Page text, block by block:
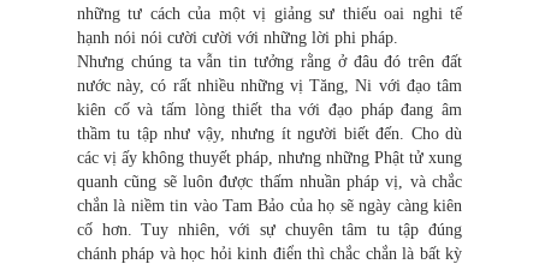
những tư cách của một vị giảng sư thiếu oai nghi tế
hạnh nói nói cười cười với những lời phi pháp.
Nhưng chúng ta vẫn tin tưởng rằng ở đâu đó trên đất
nước này, có rất nhiều những vị Tăng, Ni với đạo tâm
kiên cố và tấm lòng thiết tha với đạo pháp đang âm
thầm tu tập như vậy, nhưng ít người biết đến. Cho dù
các vị ấy không thuyết pháp, nhưng những Phật tử xung
quanh cũng sẽ luôn được thấm nhuần pháp vị, và chắc
chắn là niềm tin vào Tam Bảo của họ sẽ ngày càng kiên
cố hơn. Tuy nhiên, với sự chuyên tâm tu tập đúng
chánh pháp và học hỏi kinh điển thì chắc chắn là bất kỳ